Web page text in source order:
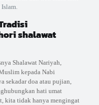
Islam.
shalawat
Shalawat Nariyah,
kepada Nabi
sekadar doa atau pujian,
hati umat
kita tidak hanya mengingat